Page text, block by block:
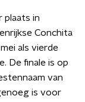
plaats in
Conchita
als vierde
De finale is op
van
is voor